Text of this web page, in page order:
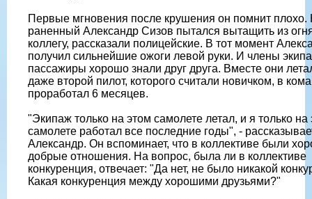
Первые мгновения после крушения он помнит плохо.
раненный Александр Сизов пытался вытащить из
коллегу, рассказали полицейские. В тот момент
получил сильнейшие ожоги левой руки. И члены
пассажиры хорошо знали друг друга. Вместе они
даже второй пилот, которого считали новичком, в
проработал 6 месяцев.
"Экипаж только на этом самолете летал, и я только на
самолете работал все последние годы", -
Александр. Он вспоминает, что в коллективе были
добрые отношения. На вопрос, была ли в коллективе
конкуренция, отвечает: "Да нет, не было никакой
Какая конкуренция между хорошими друзьями?"